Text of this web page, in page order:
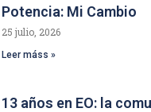
Potencia: Mi Cambio
25 julio, 2026
Leer máss »
13 años en EO: la